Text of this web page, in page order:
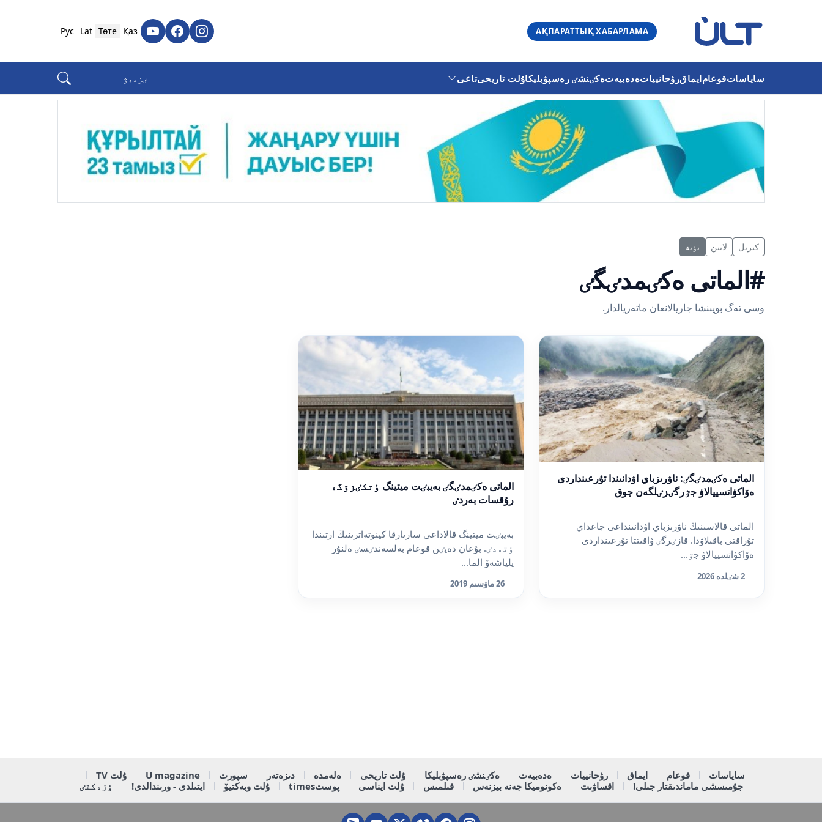
АҚПАРАТТЫҚ ХАБАРЛАМА
Қаз
Төте
Lat
Рус
ساياساتقوعامايماقرۋحانيياتەدەبيەتەكٸنشٸ رەسپۋبليكاۇلت تاريحىتاعى
كىرىل لاتىن تٶتە
#الماتى ەكٸمدٸگٸ
وسى تەگ بويىنشا جاريالانعان ماتەريالدار.
الماتى ەكٸمدٸگٸ: ناۋرىزباي اۋدانىندا تۇرعىنداردى
ەۆاكۋاتسييالاۋ جٷرگٸزٸلگەن جوق
الماتى قالاسىنىڭ ناۋرىزباي اۋدانىنداعى جاعداي
تۇراقتى باقىلاۋدا. قازٸرگٸ ۋاقىتتا تۇرعىنداردى
ەۆاكۋاتسييالاۋ جٷ...
2 شٸلدە 2026
الماتى ەكٸمدٸگٸ بەيبٸت ميتينگ ٶتكٸزۋگە
رۇقسات بەردٸ
بەيبٸت ميتينگ قالاداعى سارىارقا كينوتەاترىنىڭ ارتىندا
ٶتەدٸ. بۇعان دەيٸن قوعام بەلسەندٸسٸ ەلنۇر
يلياشەۆ الما...
26 ماۋسىم 2019
ساياسات قوعام ايماق رۋحانييات ەدەبيەت ەكٸنشٸ رەسپۋبليكا ۇلت تاريحى ەلەمدە دىزەتەر سپورت U magazine
ۇلت TV
جۇمىسشى ماماندىقتار جىلى!
اقساۋىت ەكونوميكا جەنە بيزنەس قىلمىس ۇلت ايناسى پوستtimes ۇلت وبەكتيۆ ايتىلدى - ورىندالدى! ٶزەكتٸ